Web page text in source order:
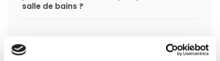
salle de bains ?